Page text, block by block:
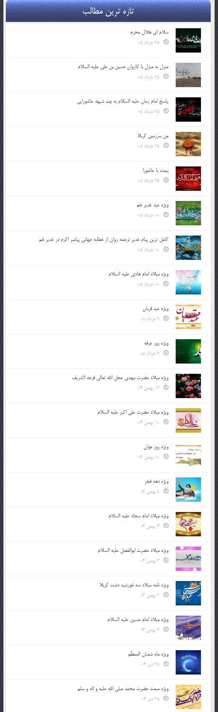
تازه ترین مطالب
سلام ای هلال محرم
منزل به منزل با کاروان حسین بن علی علیه السلام
پاسخ امام زمان علیه السلام به چند شبهه عاشورایی
من سرزمین کربلا
بیعت با عاشورا
ویژه عید غدیر خم
کامل ترین پیام غدیر ترجمه روان از خطابه جهانی پیامبر اکرم در غدیر خم
ویژه میلاد امام هادی علیه السلام
ویژه عید قربان
ویژه روز عرفه
ویژه میلاد حضرت مهدی عجل الله تعالی فرجه الشريف
ویژه میلاد حضرت علی اکبر علیه السلام
ویژه روز جوان
ویژه دهه فجر
ویژه میلاد امام سجاد علیه السلام
ویژه میلاد حضرت ابوالفضل علیه السلام
ویژه نامه میلاد سه خورشید دشت کربلا
ویژه میلاد امام حسین علیه السلام
ویژه ماه شعبان المعظّم
ویژه مبعث حضرت محمد صلی الله علیه و اله و سلم